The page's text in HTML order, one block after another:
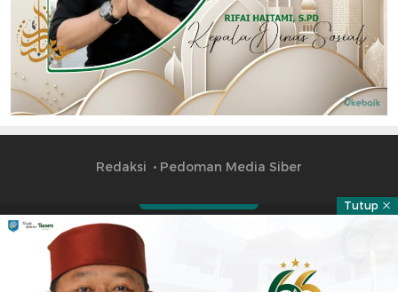
Redaksi Pedoman Media Siber
Tutup